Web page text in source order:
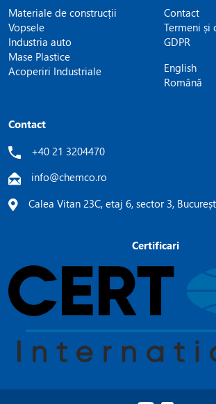
Materiale de construcții
Vopsele
Industria auto
Mase Plastice
Acoperiri Industriale
Contact
Termeni și
GDPR
English
Română
Contact
+40 21 3204470
info@chemco.ro
Calea Vitan 23C, etaj 6, sector 3,
Certificari